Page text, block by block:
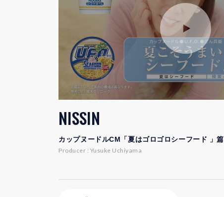
NISSIN
カップヌードルCM「夏はゴロゴロシーフード 」篇
Producer : Yusuke Uchiyama